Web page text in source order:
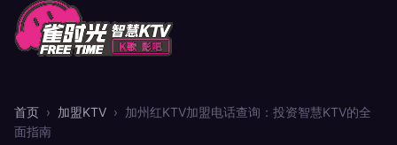
首页 › 加盟KTV › 加州红KTV加盟电话查询：投资智慧KTV的全
面指南